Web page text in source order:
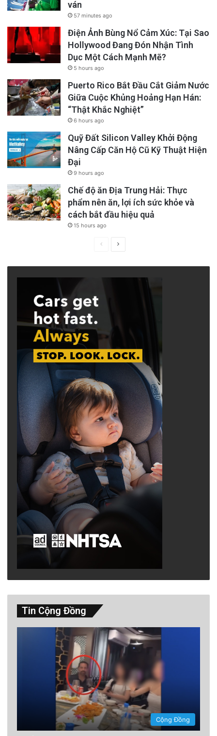
ván
57 minutes ago
Điện Ảnh Bùng Nổ Cảm Xúc: Tại Sao
Hollywood Đang Đón Nhận Tình
Dục Một Cách Mạnh Mẽ?
5 hours ago
Puerto Rico Bắt Đầu Cắt Giảm Nước
Giữa Cuộc Khủng Hoảng Hạn Hán:
“Thật Khắc Nghiệt”
6 hours ago
Quỹ Đất Silicon Valley Khởi Động
Nâng Cấp Căn Hộ Cũ Kỹ Thuật Hiện
Đại
9 hours ago
Chế độ ăn Địa Trung Hải: Thực
phẩm nên ăn, lợi ích sức khỏe và
cách bắt đầu hiệu quả
15 hours ago
PreviousNext
Tin Cộng Đồng
Cộng Đồng